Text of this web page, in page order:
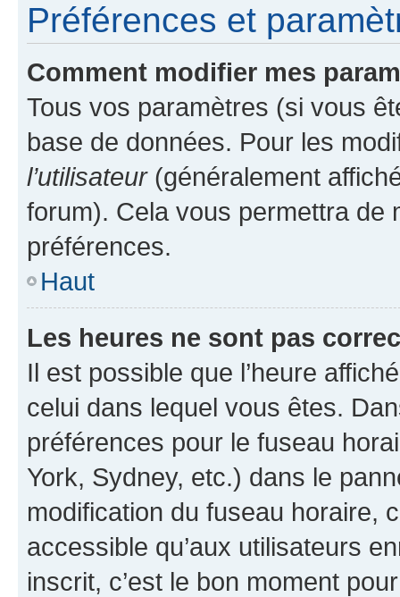
Préférences et
Comment modifier mes
Tous vos paramètres (si vous
base de données. Pour les
l’utilisateur(généralement
forum). Cela vous permettra de
préférences.
Haut
Les heures ne sont pas
Il est possible que l’heure
celui dans lequel vous êtes.
préférences pour le fuseau
York, Sydney, etc.) dans le
modification du fuseau horaire,
accessible qu’aux utilisateurs
inscrit, c’est le bon moment